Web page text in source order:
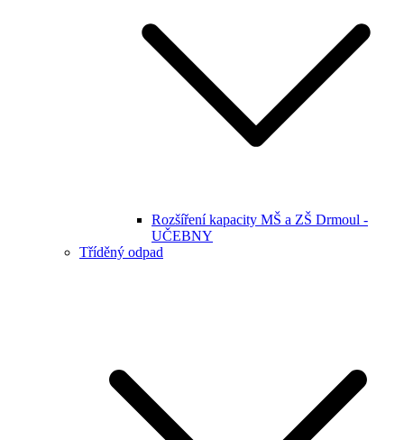
Rozšíření kapacity MŠ a ZŠ Drmoul -
UČEBNY
Tříděný odpad